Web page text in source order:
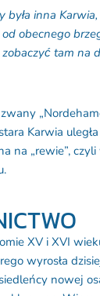
była inna
obecnego
tam na
Karwia
na „rewie”,
XV i XVI
wyrosła
nowej